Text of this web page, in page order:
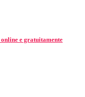
e gratuitamente